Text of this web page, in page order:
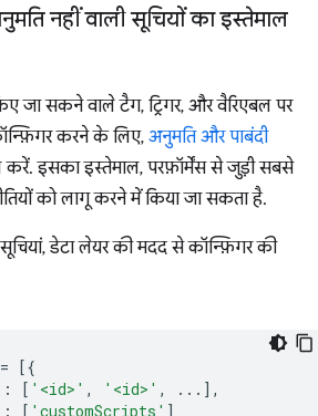
नहीं वाली सूचियों का इस्तेमाल
जा सकने वाले टैग, ट्रिगर, और वैरिएबल पर
करने के लिए, अनुमति और पाबंदी
इसका इस्तेमाल, परफ़ॉर्मेंस से जुड़ी सबसे
को लागू करने में किया जा सकता है.
डेटा लेयर की मदद से कॉन्फ़िगर की
=
[{
: [ '<id>' , '<id>' ,
...],
: [ 'customScripts' ]